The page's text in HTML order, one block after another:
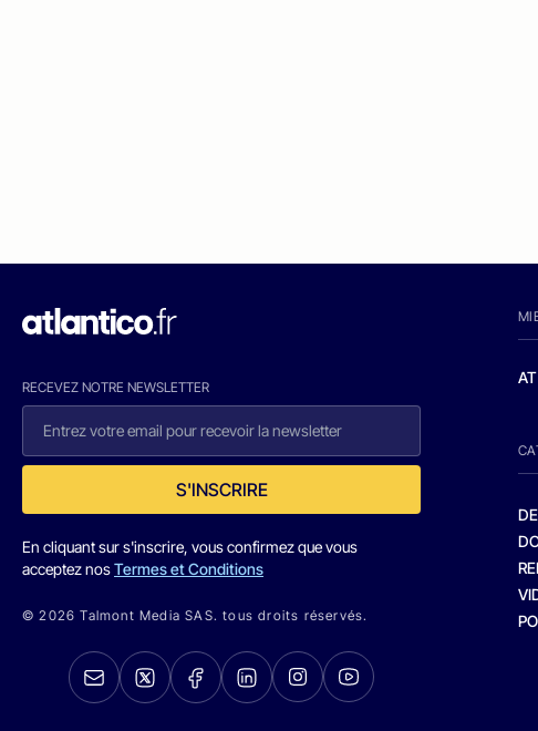
RECEVEZ NOTRE NEWSLETTER
S'INSCRIRE
En cliquant sur s'inscrire, vous confirmez que vous
acceptez nosTermes et Conditions
© 2026 Talmont Media SAS. tous droits réservés.